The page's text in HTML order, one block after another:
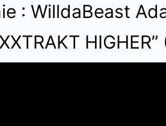
: WilldaBeast